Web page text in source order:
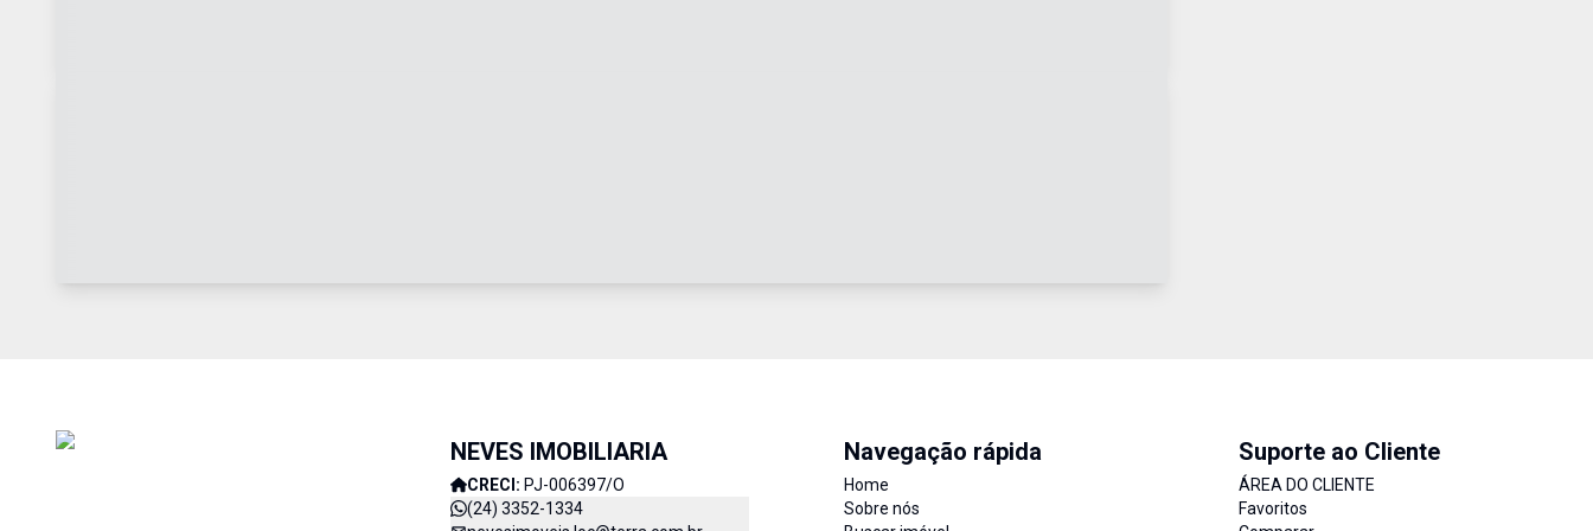
NEVES IMOBILIARIA
CRECI: PJ-006397/O
(24) 3352-1334
Navegação rápida
Home
Sobre nós
Suporte ao Cliente
ÁREA DO CLIENTE
Favoritos